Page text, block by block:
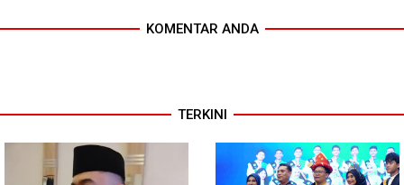
KOMENTAR ANDA
TERKINI